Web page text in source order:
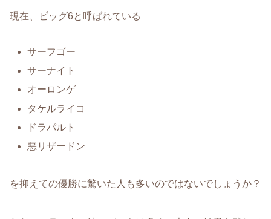
現在、ビッグ6と呼ばれている
サーフゴー
サーナイト
オーロンゲ
タケルライコ
ドラパルト
悪リザードン
を抑えての優勝に驚いた人も多いのではないでしょうか？